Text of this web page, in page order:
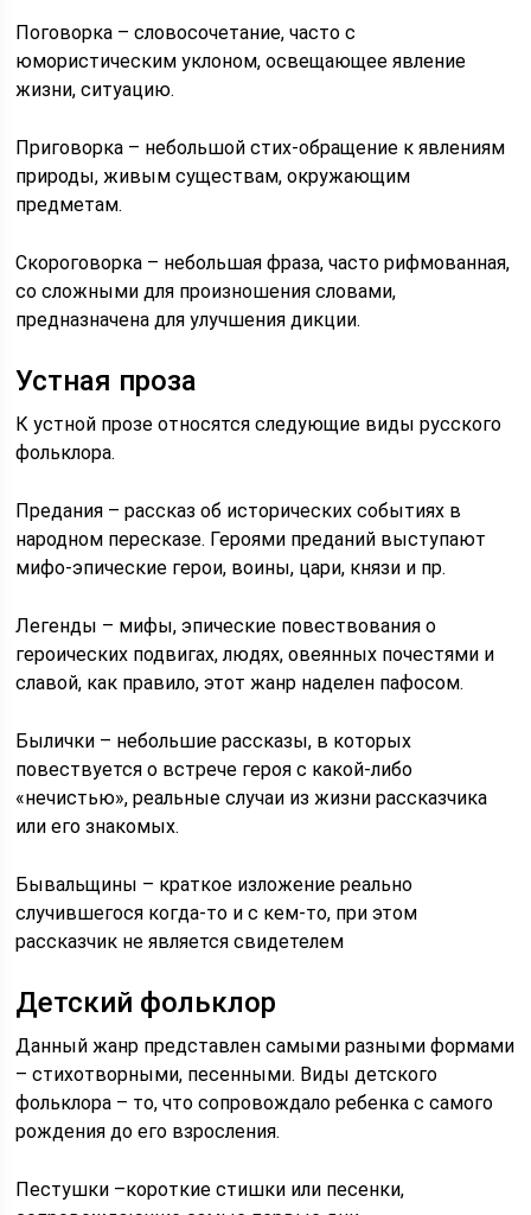
Поговорка – словосочетание, часто с
юмористическим уклоном, освещающее явление
жизни, ситуацию.
Приговорка – небольшой стих-обращение к явлениям
природы, живым существам, окружающим
предметам.
Скороговорка – небольшая фраза, часто рифмованная,
со сложными для произношения словами,
предназначена для улучшения дикции.
Устная проза
К устной прозе относятся следующие виды русского
фольклора.
Предания – рассказ об исторических событиях в
народном пересказе. Героями преданий выступают
мифо-эпические герои, воины, цари, князи и пр.
Легенды – мифы, эпические повествования о
героических подвигах, людях, овеянных почестями и
славой, как правило, этот жанр наделен пафосом.
Былички – небольшие рассказы, в которых
повествуется о встрече героя с какой-либо
«нечистью», реальные случаи из жизни рассказчика
или его знакомых.
Бывальщины – краткое изложение реально
случившегося когда-то и с кем-то, при этом
рассказчик не является свидетелем
Детский фольклор
Данный жанр представлен самыми разными формами
– стихотворными, песенными. Виды детского
фольклора – то, что сопровождало ребенка с самого
рождения до его взросления.
Пестушки –короткие стишки или песенки,